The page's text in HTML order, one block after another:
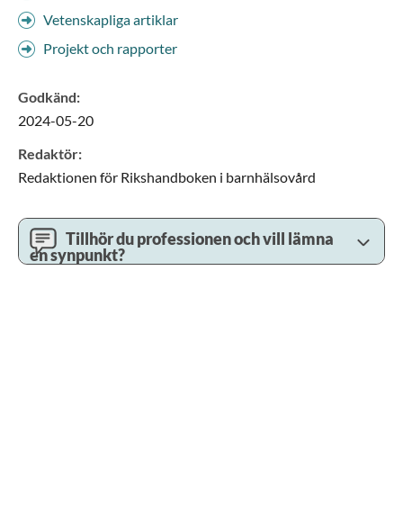
Vetenskapliga artiklar
Projekt och rapporter
Godkänd:
2024-05-20
Redaktör:
Redaktionen för Rikshandboken i barnhälsovård
Tillhör du professionen och vill lämna
en synpunkt?